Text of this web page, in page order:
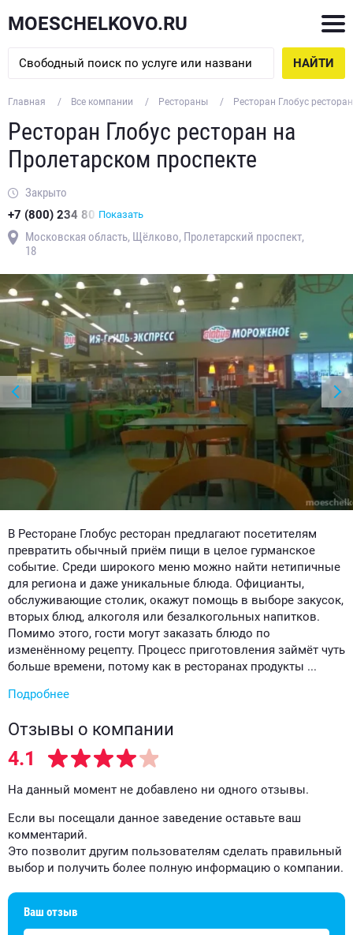
MOESCHELKOVO.RU
НАЙТИ
Главная Все компании Рестораны Ресторан Глобус
Ресторан Глобус ресторан на
Пролетарском проспекте
Закрыто
+7 (800) 234 80 Показать
Московская область, Щёлково, Пролетарский проспект,
18
В Ресторане Глобус ресторан предлагают посетителям
превратить обычный приём пищи в целое гурманское
событие. Среди широкого меню можно найти нетипичные
для региона и даже уникальные блюда. Официанты,
обслуживающие столик, окажут помощь в выборе закусок,
вторых блюд, алкоголя или безалкогольных напитков.
Помимо этого, гости могут заказать блюдо по
изменённому рецепту. Процесс приготовления займёт чуть
больше времени, потому как в ресторанах продукты ...
Подробнее
Отзывы о компании
4.1
На данный момент не добавлено ни одного отзывы.
Если вы посещали данное заведение оставьте ваш
комментарий.
Это позволит другим пользователям сделать правильный
выбор и получить более полную информацию о компании.
Ваш отзыв